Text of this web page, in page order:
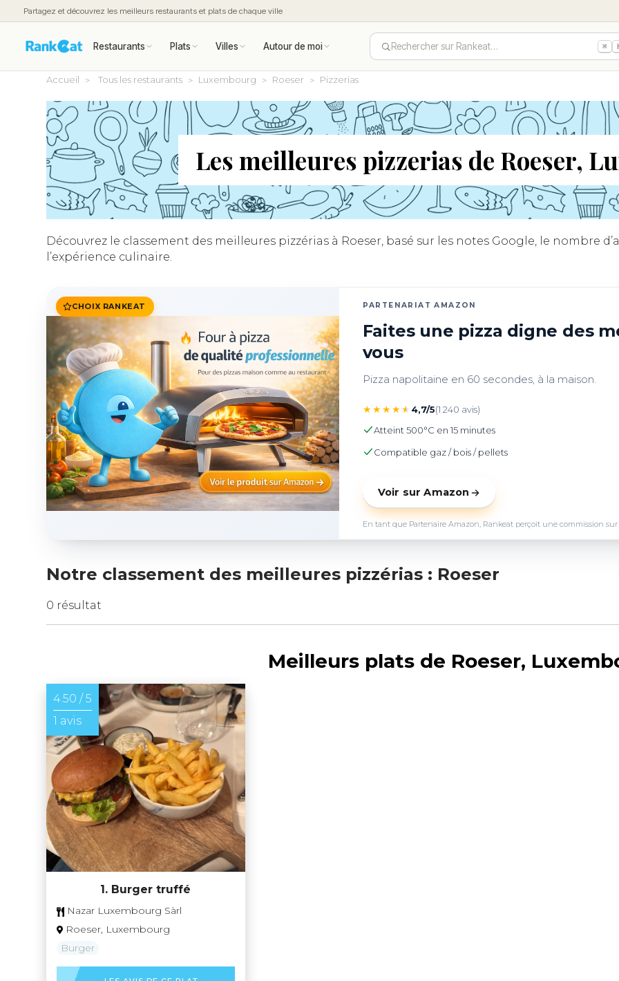
Partagez et découvrez les meilleurs restaurants et plats de chaque ville
Restaurants Plats Villes Autour de moi Rechercher sur Rankeat… ⌘
Accueil Tous les restaurants Luxembourg Roeser Pizzerias
Les meilleures pizzerias de Roeser,
Découvrez le classement des meilleures pizzérias à Roeser, basé sur les notes Google, le nombre
l’expérience culinaire.
CHOIX RANKEAT PARTENARIAT AMAZON
Faites une pizza digne des
vous
Pizza napolitaine en 60 secondes, à la maison.
★★★★★ 4,7/5(1 240 avis)
Atteint 500°C en 15 minutes
Compatible gaz / bois / pellets
Voir sur Amazon
En tant que Partenaire Amazon, Rankeat perçoit une commission
Notre classement des meilleures pizzérias : Roeser
0 résultat
Meilleurs plats de Roeser,
4.50 / 5
1 avis
1. Burger truffé
Nazar Luxembourg Sàrl
Roeser, Luxembourg
Burger